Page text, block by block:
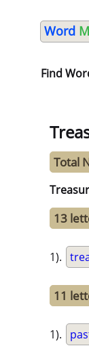
Word
Find
Total
13
1).
11
1).